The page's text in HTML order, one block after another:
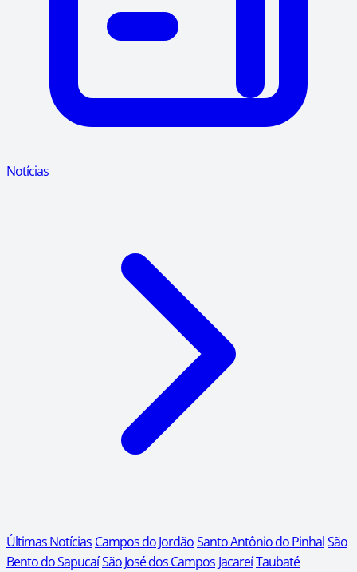
Notícias
Últimas Notícias Campos do JordãoSanto Antônio do PinhalSão
Bento do SapucaíSão José dos Campos JacareíTaubaté